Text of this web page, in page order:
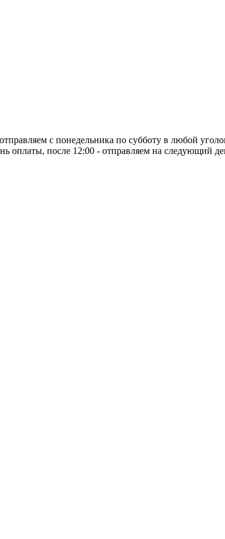
с понедельника по субботу в любой
оплаты, после 12:00 - отправляем на следующий